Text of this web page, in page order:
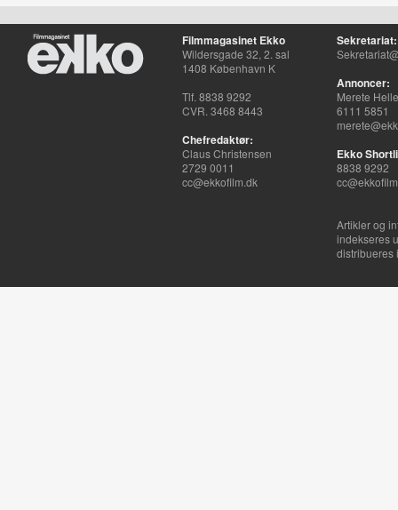
Filmmagasinet Ekko
Wildersgade 32, 2. sal
1408 København K
Tlf. 8838 9292
CVR. 3468 8443
Chefredaktør:
Claus Christensen
2729 0011
cc@ekkofilm.dk
Sekretariat:
Annoncer:
Merete
6111 5851
Ekko
8838 9292
Artikler og
indekseres
distribueres